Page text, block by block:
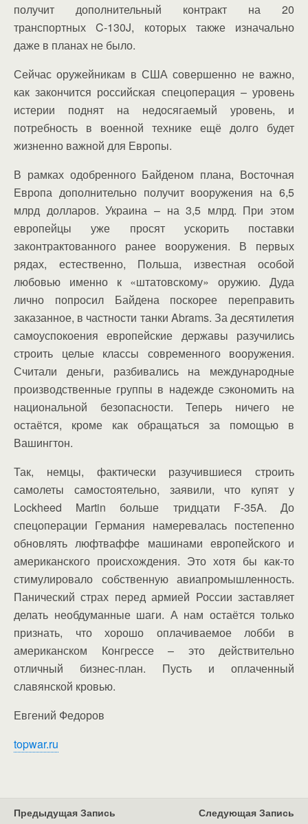
получит дополнительный контракт на 20
транспортных C-130J, которых также изначально
даже в планах не было.
Сейчас оружейникам в США совершенно не важно,
как закончится российская спецоперация – уровень
истерии поднят на недосягаемый уровень, и
потребность в военной технике ещё долго будет
жизненно важной для Европы.
В рамках одобренного Байденом плана, Восточная
Европа дополнительно получит вооружения на 6,5
млрд долларов. Украина – на 3,5 млрд. При этом
европейцы уже просят ускорить поставки
законтрактованного ранее вооружения. В первых
рядах, естественно, Польша, известная особой
любовью именно к «штатовскому» оружию. Дуда
лично попросил Байдена поскорее переправить
заказанное, в частности танки Abrams. За десятилетия
самоуспокоения европейские державы разучились
строить целые классы современного вооружения.
Считали деньги, разбивались на международные
производственные группы в надежде сэкономить на
национальной безопасности. Теперь ничего не
остаётся, кроме как обращаться за помощью в
Вашингтон.
Так, немцы, фактически разучившиеся строить
самолеты самостоятельно, заявили, что купят у
Lockheed Martin больше тридцати F-35A. До
спецоперации Германия намеревалась постепенно
обновлять люфтваффе машинами европейского и
американского происхождения. Это хотя бы как-то
стимулировало собственную авиапромышленность.
Панический страх перед армией России заставляет
делать необдуманные шаги. А нам остаётся только
признать, что хорошо оплачиваемое лобби в
американском Конгрессе – это действительно
отличный бизнес-план. Пусть и оплаченный
славянской кровью.
Евгений Федоров
topwar.ru
Предыдущая Запись Следующая Запись